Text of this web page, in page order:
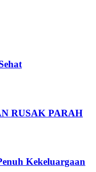
RUSAK PARAH
Kekeluargaan